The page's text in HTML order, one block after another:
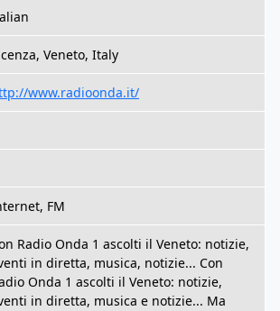
Veneto, Italy
www.radioonda.it/
FM
Radio Onda 1 ascolti il Veneto: notizie,
in diretta, musica, notizie... Con
Onda 1 ascolti il Veneto: notizie,
in diretta, musica e notizie... Ma